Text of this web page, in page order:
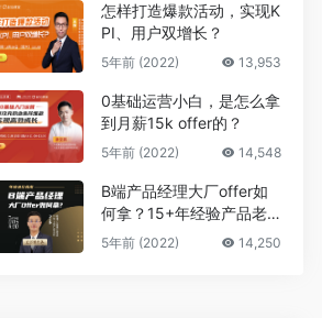
怎样打造爆款活动，实现K
PI、用户双增长？
5年前 (2022) 13,953
0基础运营小白，是怎么拿
到月薪15k offer的？
5年前 (2022) 14,548
B端产品经理大厂offer如
何拿？15+年经验产品老
司机告诉你答案
5年前 (2022) 14,250